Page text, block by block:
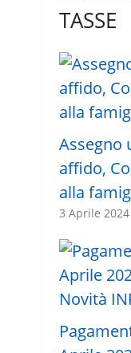
TASSE
Assegno
affido,
alla
3 Aprile 2024